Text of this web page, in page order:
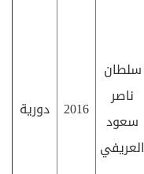
سلطان
ناصر
سعود
العريفي
2016 دورية